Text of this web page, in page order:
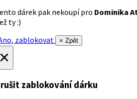
dárek pak nekoupí pro Dominika
ty :)
zablokovat
× Zpět
zablokování dárku